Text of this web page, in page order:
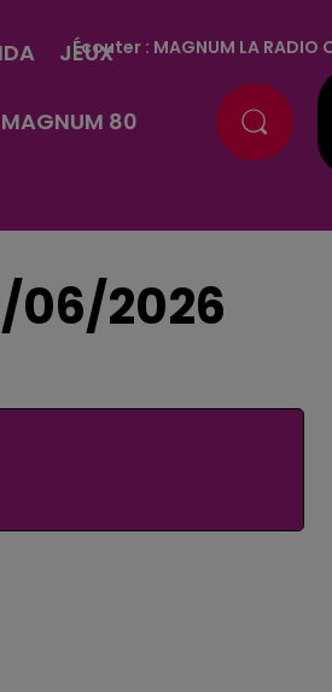
JEUX
MAGNUM 80
Écouter : MAGNUM LA
06/2026